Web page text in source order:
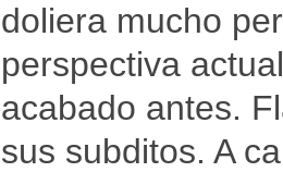
doliera mucho
perspectiva
acabado antes.
sus subditos. A